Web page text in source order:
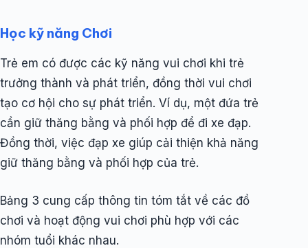
Học kỹ năng Chơi
Trẻ em có được các kỹ năng vui chơi khi trẻ
trưởng thành và phát triển, đồng thời vui chơi
tạo cơ hội cho sự phát triển. Ví dụ, một đứa trẻ
cần giữ thăng bằng và phối hợp để đi xe đạp.
Đồng thời, việc đạp xe giúp cải thiện khả năng
giữ thăng bằng và phối hợp của trẻ.
Bảng 3 cung cấp thông tin tóm tắt về các đồ
chơi và hoạt động vui chơi phù hợp với các
nhóm tuổi khác nhau.